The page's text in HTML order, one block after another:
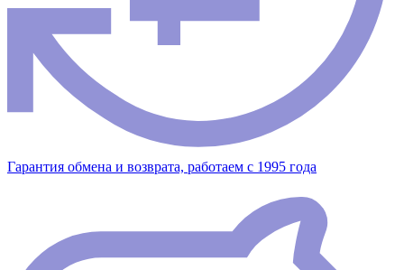
Гарантия обмена и возврата, работаем с 1995 года